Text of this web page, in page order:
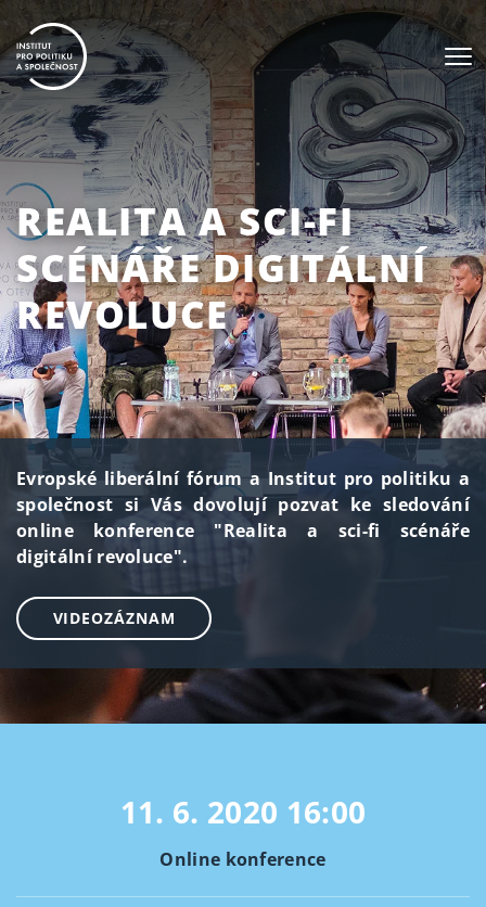
REALITA A SCI-FI
SCÉNÁŘE DIGITÁLNÍ
REVOLUCE
Evropské liberální fórum a Institut pro politiku a
společnost si Vás dovolují pozvat ke sledování
online konference "Realita a sci-fi scénáře
digitální revoluce".
VIDEOZÁZNAM
11. 6. 2020 16:00
Online konference